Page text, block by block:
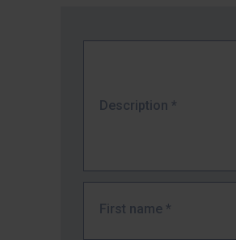
Description *
First name *